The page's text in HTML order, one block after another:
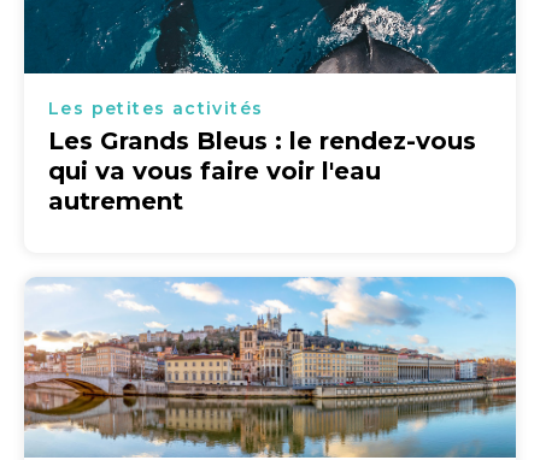
Les petites activités
Les Grands Bleus : le rendez-vous
qui va vous faire voir l'eau
autrement